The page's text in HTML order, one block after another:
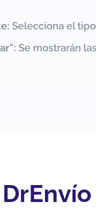
Selecciona el
Se mostrarán